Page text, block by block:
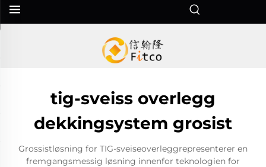
tig-sveiss overlegg
dekkingsystem grosist
Grossistløsning for TIG-sveiseoverleggrepresenterer en
fremgangsmessig løsning innenfor teknologien for